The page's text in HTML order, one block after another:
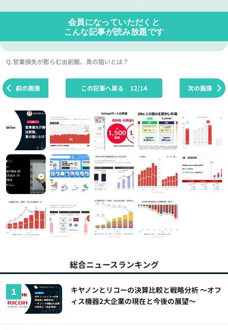
会員になっていただくと
こんな記事が読み放題です
Q.営業損失が膨らむ出前館、真の狙いとは？
前の画像 次の画像
この記事へ戻る 12/14
総合ニュースランキング
キヤノンとリコーの決算比較と戦略分析 ～オフ
ィス機器2大企業の現在と今後の展望～